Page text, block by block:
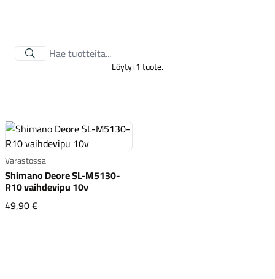
Komponentit
Löytyi 1 tuote.
Varastossa
Shimano Deore SL-M5130-
R10 vaihdevipu 10v
49,90 €Shimano Deore SL-M5130-R10 vaihdevipu 10v